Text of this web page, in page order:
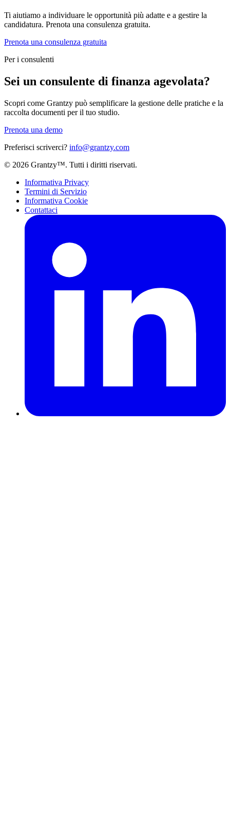
Ti aiutiamo a individuare le opportunità più adatte e a gestire la
candidatura. Prenota una consulenza gratuita.
Prenota una consulenza gratuita
Per i consulenti
Sei un consulente di finanza agevolata?
Scopri come Grantzy può semplificare la gestione delle pratiche e la
raccolta documenti per il tuo studio.
Prenota una demo
Preferisci scriverci? info@grantzy.com
© 2026 Grantzy™. Tutti i diritti riservati.
Informativa Privacy
Termini di Servizio
Informativa Cookie
Contattaci